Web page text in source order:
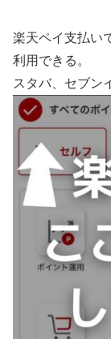
楽天ペイ支払い
利用できる。
スタバ、セブン